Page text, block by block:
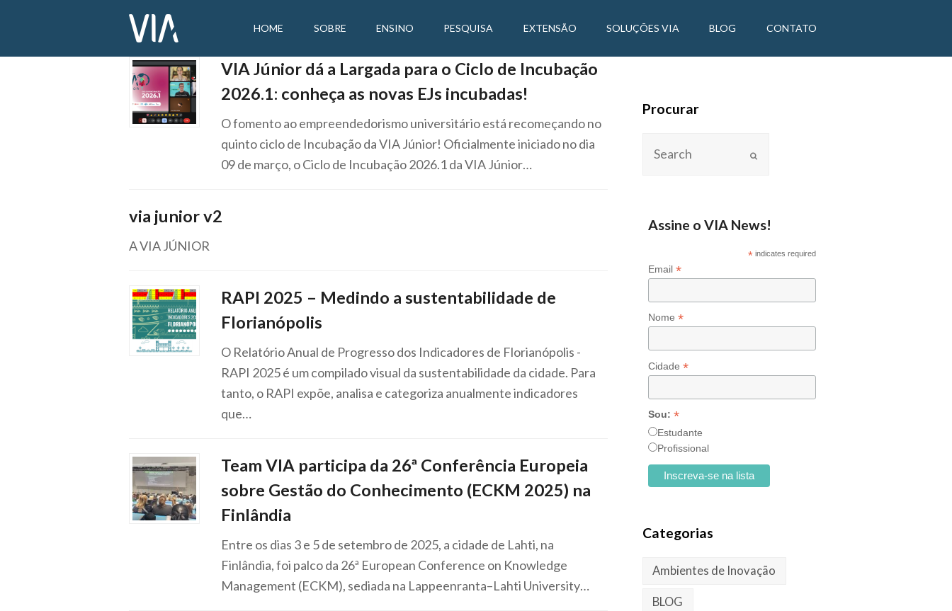
HOME SOBRE ENSINO PESQUISA EXTENSÃO SOLUÇÕES VIA BLOG CONTATO
VIA Júnior dá a Largada para o Ciclo de Incubação
2026.1: conheça as novas EJs incubadas!
O fomento ao empreendedorismo universitário está recomeçando no
quinto ciclo de Incubação da VIA Júnior! Oficialmente iniciado no dia
09 de março, o Ciclo de Incubação 2026.1 da VIA Júnior…
via junior v2
A VIA JÚNIOR
RAPI 2025 – Medindo a sustentabilidade de
Florianópolis
O Relatório Anual de Progresso dos Indicadores de Florianópolis -
RAPI 2025 é um compilado visual da sustentabilidade da cidade. Para
tanto, o RAPI expõe, analisa e categoriza anualmente indicadores
que…
Team VIA participa da 26ª Conferência Europeia
sobre Gestão do Conhecimento (ECKM 2025) na
Finlândia
Entre os dias 3 e 5 de setembro de 2025, a cidade de Lahti, na
Finlândia, foi palco da 26ª European Conference on Knowledge
Management (ECKM), sediada na Lappeenranta–Lahti University…
Procurar
Assine o VIA News!
* indicates required
Email *
Nome *
Cidade *
Sou: *
Estudante
Profissional
Categorias
Ambientes de Inovação
BLOG